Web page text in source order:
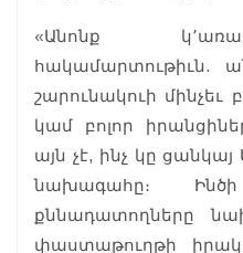
«Անոնք
հակամարտութիւն.
շարունակուի մինչեւ
կամ բոլոր
այն չէ, ինչ կը
նախագահը։
քննադատողները
փաստաթուղթի